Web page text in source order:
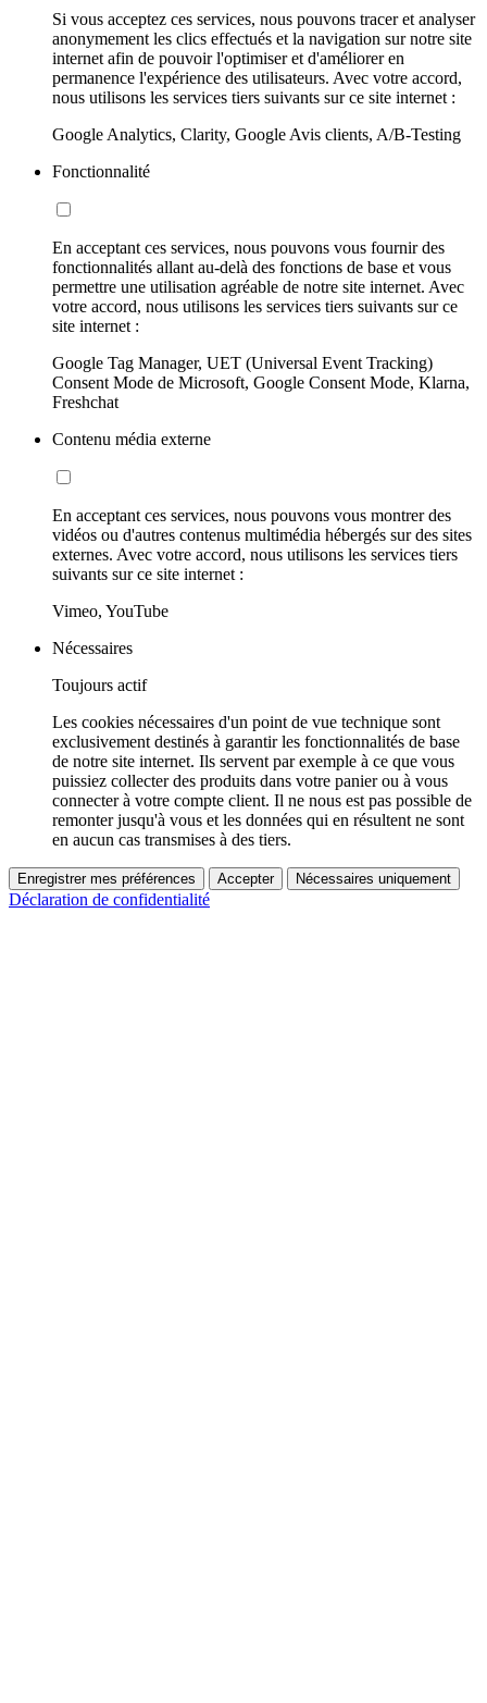
Si vous acceptez ces services, nous pouvons tracer et analyser
anonymement les clics effectués et la navigation sur notre site
internet afin de pouvoir l'optimiser et d'améliorer en
permanence l'expérience des utilisateurs. Avec votre accord,
nous utilisons les services tiers suivants sur ce site internet :
Google Analytics, Clarity, Google Avis clients, A/B-Testing
Fonctionnalité
En acceptant ces services, nous pouvons vous fournir des
fonctionnalités allant au-delà des fonctions de base et vous
permettre une utilisation agréable de notre site internet. Avec
votre accord, nous utilisons les services tiers suivants sur ce
site internet :
Google Tag Manager, UET (Universal Event Tracking)
Consent Mode de Microsoft, Google Consent Mode, Klarna,
Freshchat
Contenu média externe
En acceptant ces services, nous pouvons vous montrer des
vidéos ou d'autres contenus multimédia hébergés sur des sites
externes. Avec votre accord, nous utilisons les services tiers
suivants sur ce site internet :
Vimeo, YouTube
Nécessaires
Toujours actif
Les cookies nécessaires d'un point de vue technique sont
exclusivement destinés à garantir les fonctionnalités de base
de notre site internet. Ils servent par exemple à ce que vous
puissiez collecter des produits dans votre panier ou à vous
connecter à votre compte client. Il ne nous est pas possible de
remonter jusqu'à vous et les données qui en résultent ne sont
en aucun cas transmises à des tiers.
Enregistrer mes préférences Accepter Nécessaires uniquement
Déclaration de confidentialité